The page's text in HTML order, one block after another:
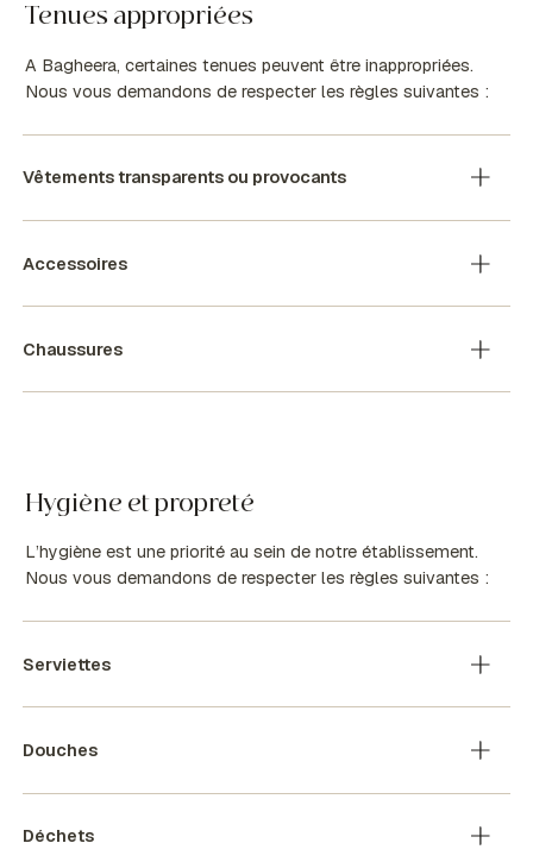
Tenues appropriées
A Bagheera, certaines tenues peuvent être inappropriées.
Nous vous demandons de respecter les règles suivantes :
Vêtements transparents ou provocants
Accessoires
Chaussures
Hygiène et propreté
L’hygiène est une priorité au sein de notre établissement.
Nous vous demandons de respecter les règles suivantes :
Serviettes
Douches
Déchets